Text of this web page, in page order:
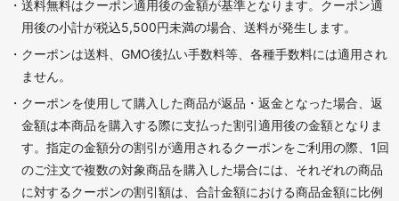
・送料無料はクーポン適用後の金額が基準となります。クーポン適
用後の小計が税込5,500円未満の場合、送料が発生します。
・クーポンは送料、GMO後払い手数料等、各種手数料には適用され
ません。
・クーポンを使用して購入した商品が返品・返金となった場合、返
金額は本商品を購入する際に支払った割引適用後の金額となりま
す。指定の金額分の割引が適用されるクーポンをご利用の際、1回
のご注文で複数の対象商品を購入した場合には、それぞれの商品
に対するクーポンの割引額は、合計金額における商品金額に比例